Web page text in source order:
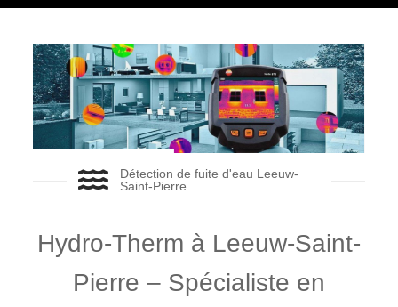
Détection de fuite d'eau Leeuw-
Saint-Pierre
Hydro-Therm à Leeuw-Saint-
Pierre – Spécialiste en